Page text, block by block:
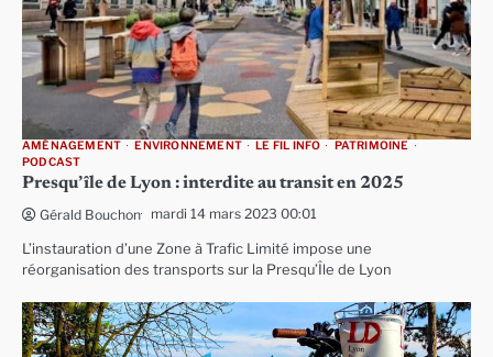
AMÉNAGEMENT ENVIRONNEMENT LE FIL INFO
PATRIMOINE
PODCAST
Presqu’île de Lyon : interdite au transit en 2025
Gérald Bouchon mardi 14 mars 2023 00:01
L’instauration d’une Zone à Trafic Limité impose une
réorganisation des transports sur la Presqu’Île de Lyon